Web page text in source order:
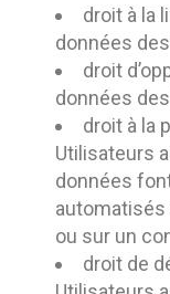
droit à la
données
droit
données
droit à la
Utilisateurs
données
ou sur un
droit de